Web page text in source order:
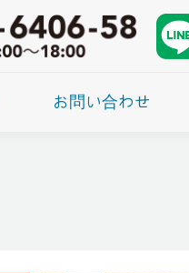
お問い合わせ